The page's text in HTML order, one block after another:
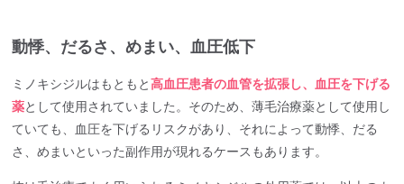
動悸、だるさ、めまい、血圧低下
ミノキシジルはもともと高血圧患者の血管を拡張し、血圧を下げる
薬として使用されていました。そのため、薄毛治療薬として使用し
ていても、血圧を下げるリスクがあり、それによって動悸、だる
さ、めまいといった副作用が現れるケースもあります。